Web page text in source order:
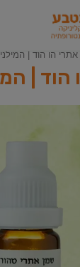
הו הוד | המילניום |
|